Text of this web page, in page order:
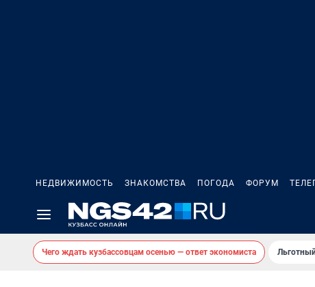
НЕДВИЖИМОСТЬ ЗНАКОМСТВА ПОГОДА ФОРУМ
Чего ждать кузбассовцам осенью — ответ экономиста